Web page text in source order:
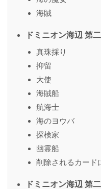
海賊
ドミニオン海辺 第
真珠採り
抑留
大使
海賊船
航海士
海のヨウバ
探検家
幽霊船
削除されるカード
ドミニオン海辺 第